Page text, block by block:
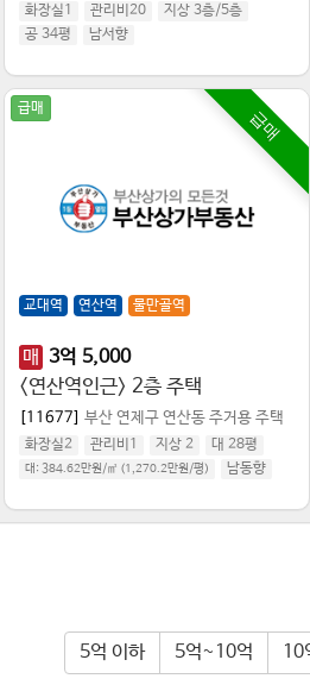
화장실1 관리비20 지상 3층/5층
공 34평
남서향
급매
급매
교대역 연산역 물만골역
매 3억 5,000
<연산역인근> 2층 주택
[11677] 부산 연제구 연산동 주거용 주택
화장실2 관리비1 지상 2 대 28평
대: 384.62만원/㎡ (1,270.2만원/평) 남동향
5억 이하 5억~10억 10